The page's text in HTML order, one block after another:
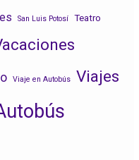
San Luis Potosí Teatro
Viaje en Autobús Viajes